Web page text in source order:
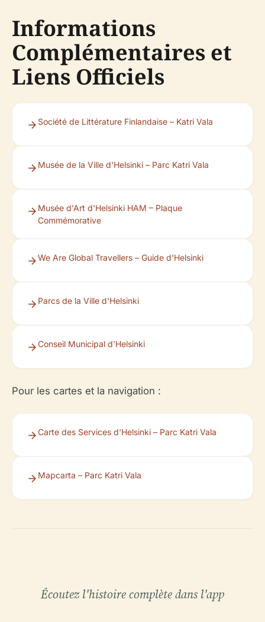
Informations
Complémentaires et
Liens Officiels
Société de Littérature Finlandaise – Katri Vala
Musée de la Ville d'Helsinki – Parc Katri Vala
Musée d'Art d'Helsinki HAM – Plaque
Commémorative
We Are Global Travellers – Guide d'Helsinki
Parcs de la Ville d'Helsinki
Conseil Municipal d'Helsinki
Pour les cartes et la navigation :
Carte des Services d'Helsinki – Parc Katri Vala
Mapcarta – Parc Katri Vala
Écoutez l'histoire complète dans l'app